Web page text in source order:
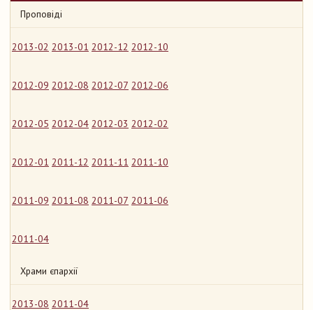
Проповіді
2013-02 2013-01 2012-12 2012-10
2012-09 2012-08 2012-07 2012-06
2012-05 2012-04 2012-03 2012-02
2012-01 2011-12 2011-11 2011-10
2011-09 2011-08 2011-07 2011-06
2011-04
Храми єпархії
2013-08 2011-04